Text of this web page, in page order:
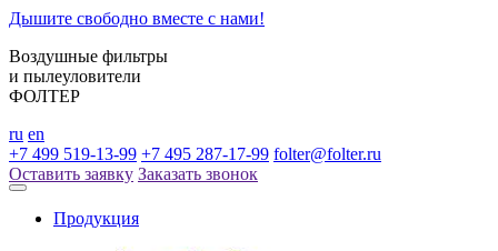
Дышите свободно вместе с нами!
Воздушные фильтры
и пылеуловители
ФОЛТЕР
ru en
+7 499 519-13-99 +7 495 287-17-99 folter@folter.ru
Оставить заявку Заказать звонок
Продукция